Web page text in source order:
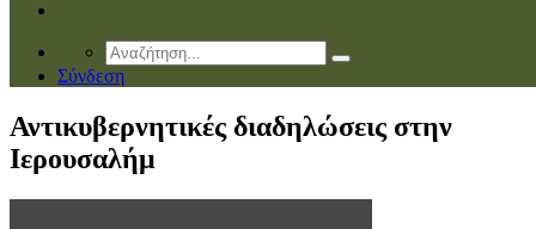
Σύνδεση
Αντικυβερνητικές διαδηλώσεις στην
Ιερουσαλήμ